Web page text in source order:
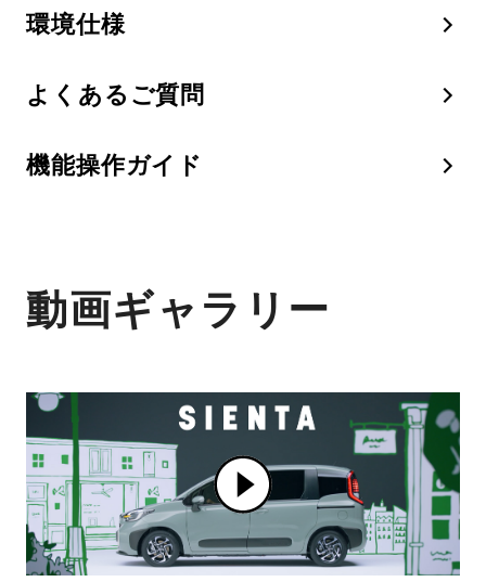
環境仕様
よくあるご質問
機能操作ガイド
動画ギャラリー